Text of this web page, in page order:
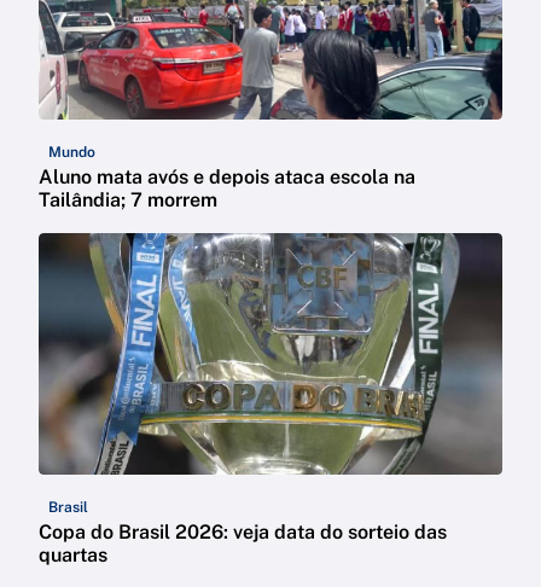
Mundo
Aluno mata avós e depois ataca escola na
Tailândia; 7 morrem
Brasil
Copa do Brasil 2026: veja data do sorteio das
quartas